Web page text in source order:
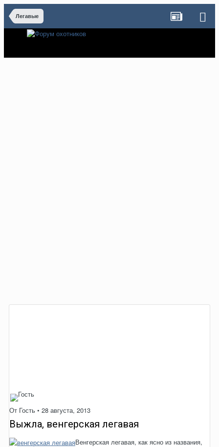
Легавые
От Гость • 28 августа, 2013
Выжла, венгерская легавая
Венгерская легавая, как ясно из названия,